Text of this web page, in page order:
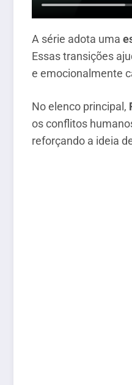
A série adota uma
Essas transições
e emocionalmente
No elenco principal,
os conflitos
reforçando a ideia